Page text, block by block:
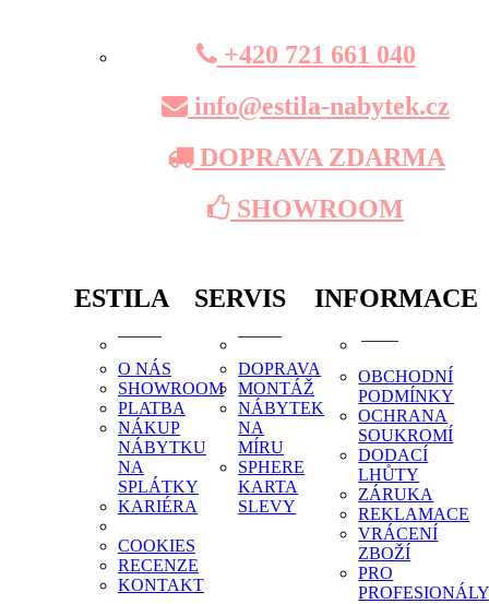
+420 721 661 040
info@estila-nabytek.cz
DOPRAVA ZDARMA
SHOWROOM
ESTILA
O NÁS
SHOWROOM
PLATBA
NÁKUP
NÁBYTKU
NA
SPLÁTKY
KARIÉRA
COOKIES
RECENZE
KONTAKT
SERVIS
DOPRAVA
MONTÁŽ
NÁBYTEK
NA
MÍRU
SPHERE
KARTA
SLEVY
INFORMACE
OBCHODNÍ
PODMÍNKY
OCHRANA
SOUKROMÍ
DODACÍ
LHŮTY
ZÁRUKA
REKLAMACE
VRÁCENÍ
ZBOŽÍ
PRO